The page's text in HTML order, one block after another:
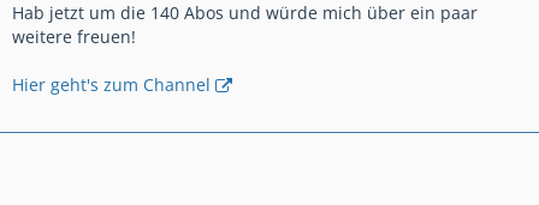
Hab jetzt um die 140 Abos und würde mich über ein paar
weitere freuen!
Hier geht's zum Channel